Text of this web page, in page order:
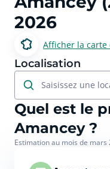
2026
Afficher la carte
Localisation
Saisissez une
Quel est le
Amancey ?
Estimation au mois de mars